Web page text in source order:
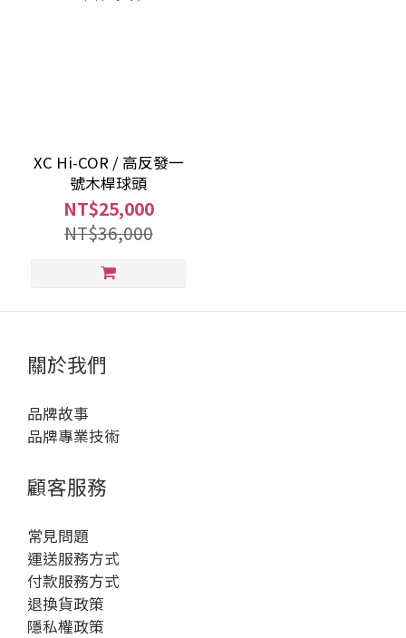
XC Hi-COR / 高反發一
號木桿球頭
NT$25,000
NT$36,000
關於我們
品牌故事
品牌專業技術
顧客服務
常見問題
運送服務方式
付款服務方式
退換貨政策
隱私權政策